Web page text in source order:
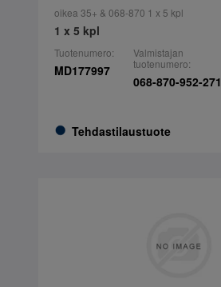
oikea 35+ & 068-870 1 x 5 kpl
1 x 5 kpl
Tuotenumero:
MD177997
Tehdastilaustuote
Valmistajan
tuotenumero:
068-870-952-271